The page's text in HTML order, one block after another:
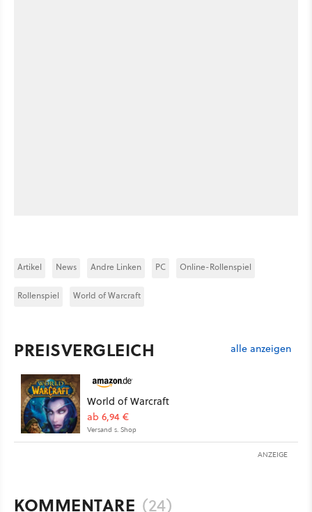
Artikel News Andre Linken PC Online-Rollenspiel
Rollenspiel World of Warcraft
PREISVERGLEICH alle anzeigen
World of Warcraft
ab 6,94 €
Versand s. Shop
ANZEIGE
KOMMENTARE (24)